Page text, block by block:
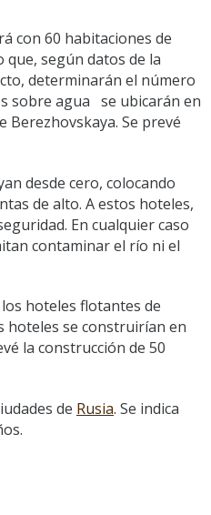
con 60 habitaciones de
según datos de la
determinarán el número
sobre agua se ubicarán en
Berezhovskaya. Se prevé
desde cero, colocando
de alto. A estos hoteles,
En cualquier caso
contaminar el río ni el
hoteles flotantes de
hoteles se construirían en
la construcción de 50
de Rusia. Se indica